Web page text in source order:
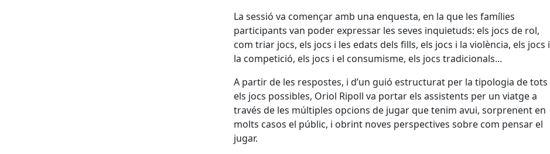
La sessió va començar amb una enquesta, en la que les famílies
participants van poder expressar les seves inquietuds: els jocs de rol,
com triar jocs, els jocs i les edats dels fills, els jocs i la violència, els jocs i
la competició, els jocs i el consumisme, els jocs tradicionals...
A partir de les respostes, i d’un guió estructurat per la tipologia de tots
els jocs possibles, Oriol Ripoll va portar els assistents per un viatge a
través de les múltiples opcions de jugar que tenim avui, sorprenent en
molts casos el públic, i obrint noves perspectives sobre com pensar el
jugar.